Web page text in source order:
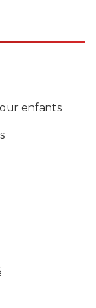
enfants